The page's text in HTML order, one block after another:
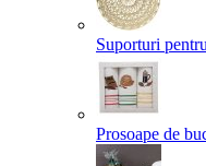
Suporturi
Prosoape de